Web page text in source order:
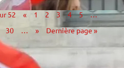
52 « 1 2 3 4 5
…
30 … » Dernière page »